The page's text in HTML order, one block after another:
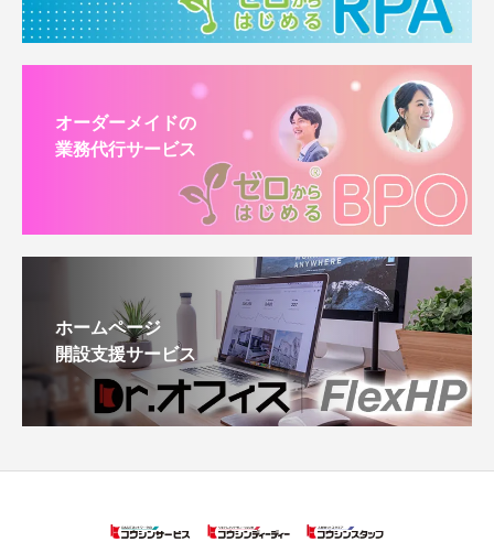
オーダーメイドの
業務代行サービス
ホームページ
開設支援サービス